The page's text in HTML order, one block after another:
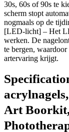
30s, 60s of 90s te
scherm stopt
nogmaals op de
[LED-licht] – Het
werken. De
te bergen,
artervaring krijgt.
Art